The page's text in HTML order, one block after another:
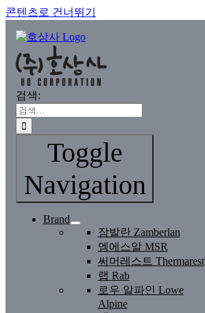
콘텐츠로 건너뛰기
검색:
Toggle
Navigation
Brand
잠발란 Zamberlan
엠에스알 MSR
써머레스트 Thermarest
랩 Rab
로우 알파인 Lowe
Alpine